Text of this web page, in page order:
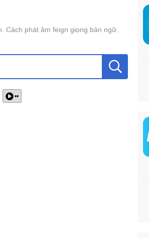
Cách phát âm feign giọng bản ngữ.
••